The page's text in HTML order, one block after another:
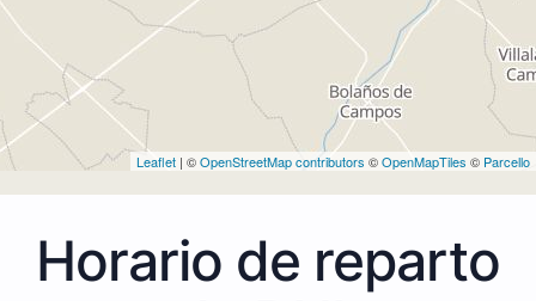
Leaflet | ©OpenStreetMap contributors ©OpenMapTiles © Parcello
Horario de reparto